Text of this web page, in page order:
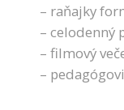
– raňajky
– celodenný
– filmový
–